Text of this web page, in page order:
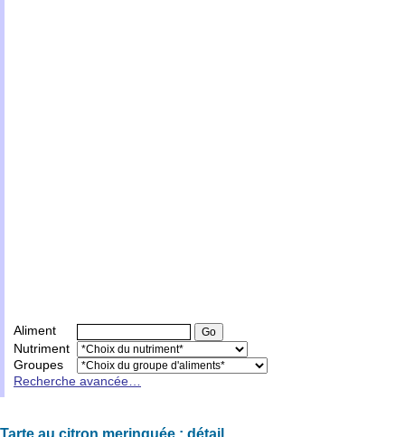
Aliment
Nutriment
Groupes
Recherche avancée…
Tarte au citron meringuée : détail